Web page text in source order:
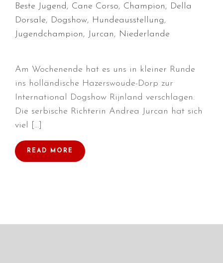
in Hallbergmoos (D)!
Voller Erfolg in Arnhem (NL)!
Beste Jugend, Cane Corso, Champion, Della
Dorsale, Dogshow, Hundeausstellung,
Jugendchampion, Jurcan, Niederlande
Am Wochenende hat es uns in kleiner Runde
ins holländische Hazerswoude-Dorp zur
International Dogshow Rijnland verschlagen.
Die serbische Richterin Andrea Jurcan hat sich
viel […]
READ MORE